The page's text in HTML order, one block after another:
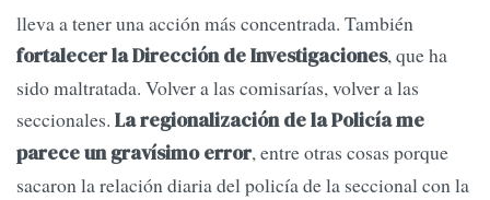
lleva a tener una acción más concentrada. También
fortalecer la Dirección de Investigaciones, que ha
sido maltratada. Volver a las comisarías, volver a las
seccionales. La regionalización de la Policía me
parece un gravísimo error, entre otras cosas porque
sacaron la relación diaria del policía de la seccional con la